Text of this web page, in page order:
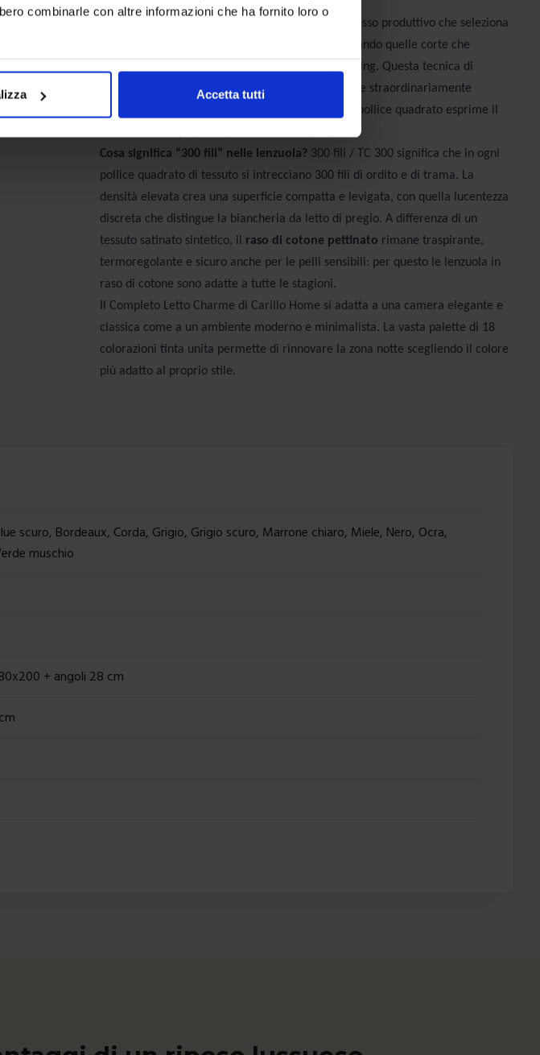
combinarle con altre informazioni che ha fornito loro o
Accetta tutti
Il raso di cotone pettinato è il risultato di un processo produttivo che seleziona
esclusivamente le fibre lunghe del cotone, eliminando quelle corte che
possono rendere il tessuto ruvido o soggetto a pilling. Questa tecnica di
pettinatura produce un filo omogeneo, resistente e straordinariamente
morbido che nella tessitura a raso da 300 fili per pollice quadrato esprime il
Cosa significa “300 fili” nelle lenzuola? 300 fili / TC 300 significa che in ogni
pollice quadrato di tessuto si intrecciano 300 fili di ordito e di trama. La
densità elevata crea una superficie compatta e levigata, con quella lucentezza
discreta che distingue la biancheria da letto di pregio. A differenza di un
tessuto satinato sintetico, il raso di cotone pettinato rimane traspirante,
termoregolante e sicuro anche per le pelli sensibili: per questo le lenzuola in
raso di cotone sono adatte a tutte le stagioni.
Il Completo Letto Charme di Carillo Home si adatta a una camera elegante e
classica come a un ambiente moderno e minimalista. La vasta palette di 18
colorazioni tinta unita permette di rinnovare la zona notte scegliendo il colore
più adatto al proprio stile.
scuro, Bordeaux, Corda, Grigio, Grigio scuro, Marrone chiaro, Miele, Nero, Ocra,
muschio
+ angoli 28 cm